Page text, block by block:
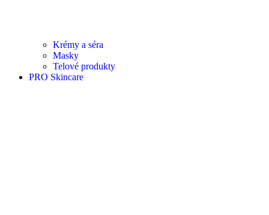
Krémy a séra
Masky
Telové produkty
PRO Skincare